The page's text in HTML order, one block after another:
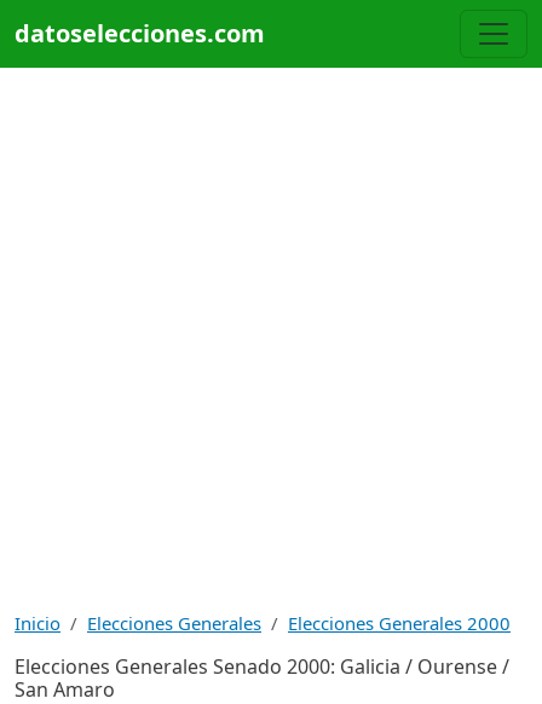
datoselecciones.com
Inicio Elecciones Generales Elecciones Generales 2000
Elecciones Generales Senado 2000: Galicia / Ourense /
San Amaro